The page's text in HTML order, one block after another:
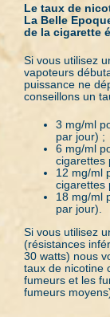
Le taux de
La Belle
de la cigarette
Si vous utilisez
vapoteurs
puissance ne
conseillons un
3 mg/ml
par jour) ;
6 mg/ml
cigarettes
12 mg/ml
cigarettes
18 mg/ml
par jour).
Si vous utilisez
(résistances
30 watts) nous
taux de nicotine
fumeurs et les
fumeurs